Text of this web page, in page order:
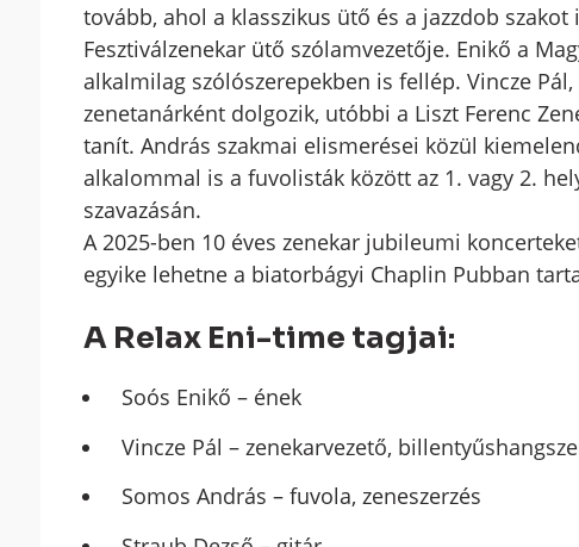
tovább, ahol a klasszikus ütő és a jazzdob
Fesztiválzenekar ütő szólamvezetője. Enikő a
alkalmilag szólószerepekben is fellép. Vincze
zenetanárként dolgozik, utóbbi a Liszt Ferenc
tanít. András szakmai elismerései közül
alkalommal is a fuvolisták között az 1. vagy 2.
szavazásán.
A 2025-ben 10 éves zenekar jubileumi
egyike lehetne a biatorbágyi Chaplin Pubban
A Relax Eni-time tagjai:
Soós Enikő – ének
Vincze Pál – zenekarvezető,
Somos András – fuvola, zeneszerzés